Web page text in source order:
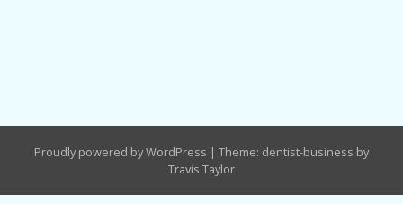
Proudly powered by WordPress | Theme: dentist-business by
Travis Taylor